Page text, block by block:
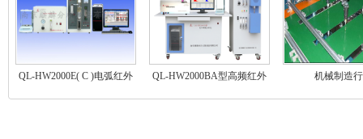
QL-HW2000E( C )电弧红外
QL-HW2000BA型高频红外
机械制造